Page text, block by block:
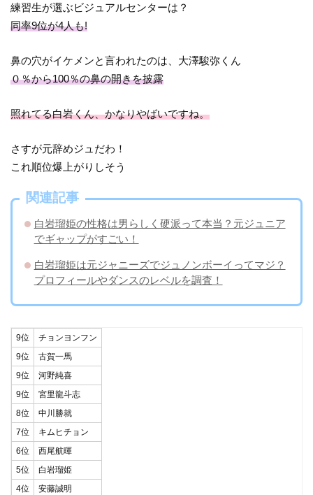
練習生が選ぶビジュアルセンターは？
同率9位が4人も!
鼻の穴がイケメンと言われたのは、大澤駿弥くん
０％から100％の鼻の開きを披露
照れてる白岩くん、かなりやばいですね。
さすが元辞めジュだわ！
これ順位爆上がりしそう
関連記事
白岩瑠姫の性格は男らしく硬派って本当？元ジュニア
でギャップがすごい！
白岩瑠姫は元ジャニーズでジュノンボーイってマジ？
プロフィールやダンスのレベルを調査！
9位
チョンヨンフン
9位
古賀一馬
9位
河野純喜
9位
宮里龍斗志
8位
中川勝就
7位
キムヒチョン
6位
西尾航暉
5位
白岩瑠姫
4位
安藤誠明